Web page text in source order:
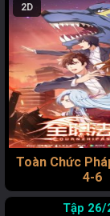
2D
Toàn Chức
4-6
26/